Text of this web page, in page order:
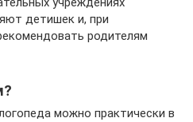
детишек и, при
родителям
можно практически в